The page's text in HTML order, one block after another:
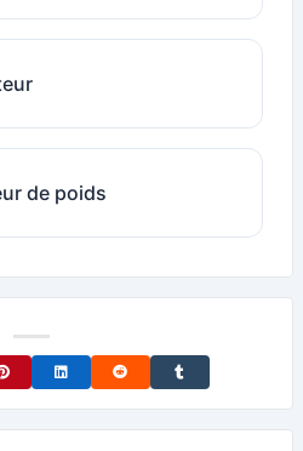
de poids
Twitter
Share on Pinterest
Share on LinkedIn
Share on RedditShare on Tumblr